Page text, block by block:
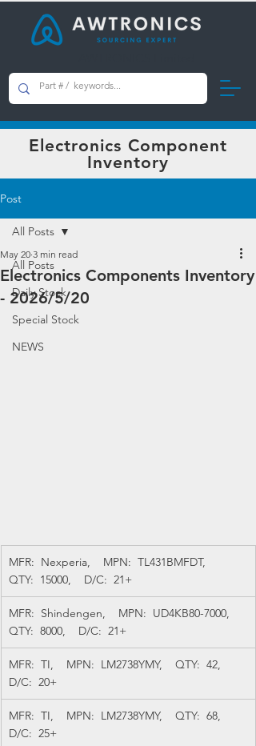
Electronics Component
Inventory
Post
All Posts
Daily Stock
Special Stock
NEWS
All Posts
Electronics Components Inventory
- 2026/5/20
May 20 3 min read
MFR:  Nexperia,    MPN:  TL431BMFDT,
QTY:  15000,    D/C:  21+
MFR:  Shindengen,    MPN:  UD4KB80-7000,
QTY:  8000,    D/C:  21+
MFR:  TI,    MPN:  LM2738YMY,    QTY:  42,
D/C:  20+
MFR:  TI,    MPN:  LM2738YMY,    QTY:  68,
D/C:  25+